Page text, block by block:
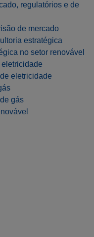
regulatórios e de
de mercado
estratégica
no setor renovável
eletricidade
gás